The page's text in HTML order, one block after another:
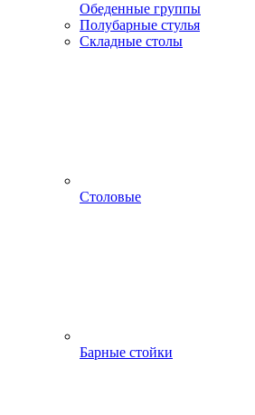
Обеденные группы
Полубарные стулья
Складные столы
Столовые
Барные стойки